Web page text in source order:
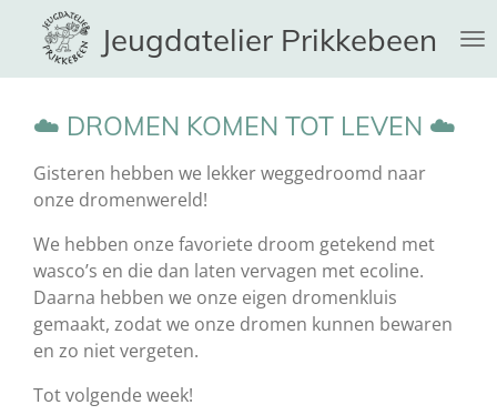
direct
naar
hoofdinhoud
Jeugdatelier Prikkebeen
☁️ DROMEN KOMEN TOT LEVEN ☁️
Gisteren hebben we lekker weggedroomd naar
onze dromenwereld!
We hebben onze favoriete droom getekend met
wasco’s en die dan laten vervagen met ecoline.
Daarna hebben we onze eigen dromenkluis
gemaakt, zodat we onze dromen kunnen bewaren
en zo niet vergeten.
Totvolgende week!